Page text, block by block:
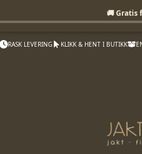
RASK LEVERING KLIKK & HENT I BUTIKK
🚚 Gratis